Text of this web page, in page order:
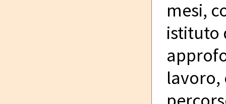
mesi,
istituto
lavoro,